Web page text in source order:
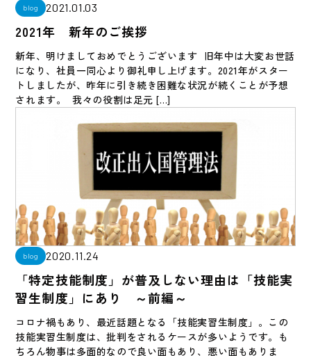
blog 2021.01.03
2021年 新年のご挨拶
新年、明けましておめでとうございます 旧年中は大変お世話
になり、社員一同心より御礼申し上げます。2021年がスター
トしましたが、昨年に引き続き困難な状況が続くことが予想
されます。 我々の役割は足元 […]
blog 2020.11.24
「特定技能制度」が普及しない理由は「技能実
習生制度」にあり ～前編～
コロナ禍もあり、最近話題となる「技能実習生制度」。この
技能実習生制度は、批判をされるケースが多いようです。も
ちろん物事は多面的なので良い面もあり、悪い面もありま